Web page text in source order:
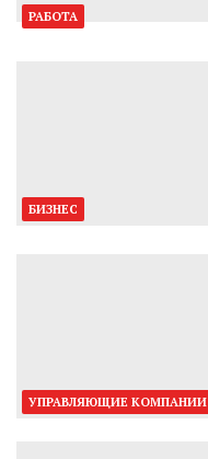
РАБОТА
БИЗНЕС
УПРАВЛЯЮЩИЕ КОМПАНИИ